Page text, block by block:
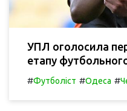
УПЛ оголосила
етапу
#Футболіст #Одеса #